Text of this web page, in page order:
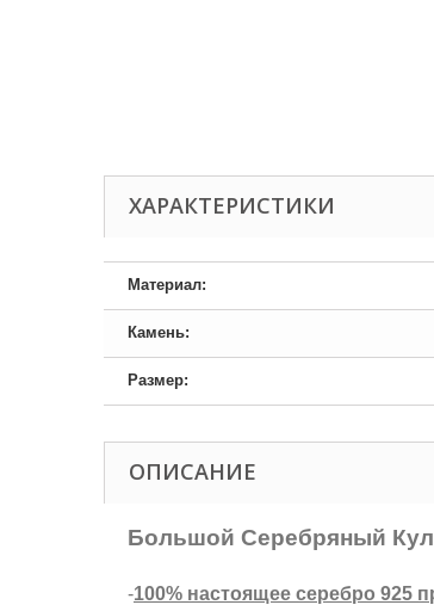
ХАРАКТЕРИСТИКИ
Материал:
Камень:
Размер:
ОПИСАНИЕ
Большой Серебряный
-100% настоящее серебро 925